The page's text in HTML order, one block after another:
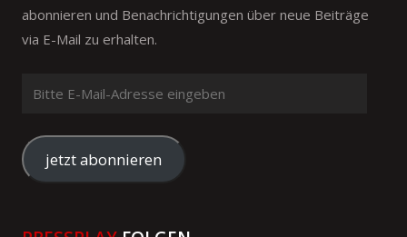
abonnieren und Benachrichtigungen über neue Beiträge
via E-Mail zu erhalten.
Mail-
Adresse
eingeben
jetzt abonnieren